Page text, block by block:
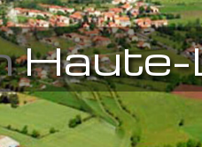
Haute-
Un